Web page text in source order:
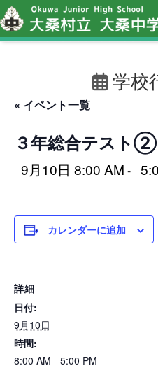
学校
« イベント一覧
３年総合テスト②
9月10日 8:00 AM -
カレンダーに追加
詳細
日付:
9月10日
時間:
8:00 AM - 5:00 PM